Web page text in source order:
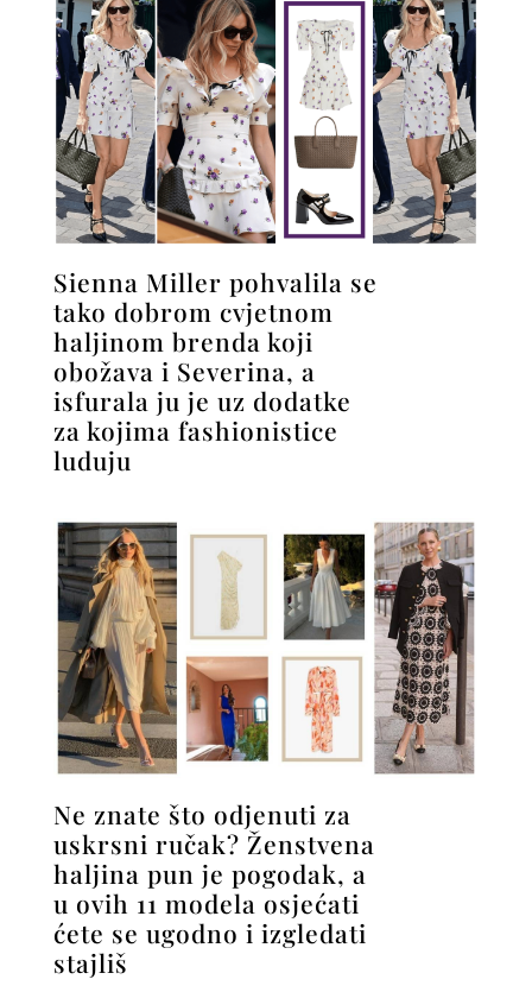
Sienna Miller pohvalila se
tako dobrom cvjetnom
haljinom brenda koji
obožava i Severina, a
isfurala ju je uz dodatke
za kojima fashionistice
luduju
Ne znate što odjenuti za
uskrsni ručak? Ženstvena
haljina pun je pogodak, a
u ovih 11 modela osjećati
ćete se ugodno i izgledati
stajliš